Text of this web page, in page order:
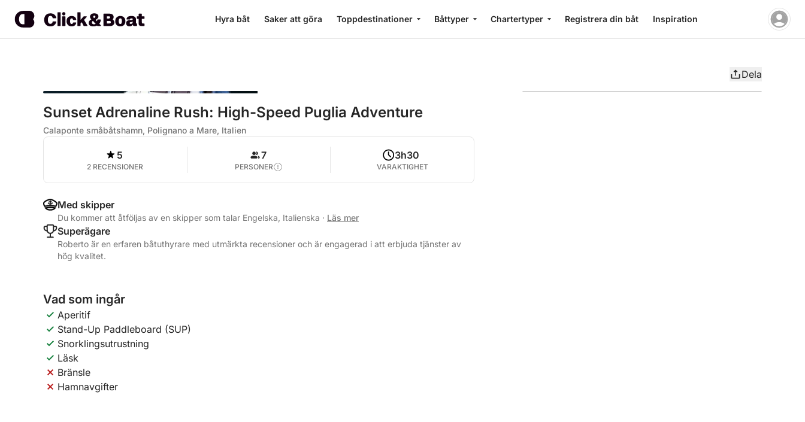
Hyra båt Saker att göra Toppdestinationer Båttyper Chartertyper Registrera din båt Inspiration
Dela
Sunset Adrenaline Rush: High-Speed Puglia Adventure
Calaponte småbåtshamn, Polignano a Mare, Italien
5
2 RECENSIONER
7
PERSONER
3h30
VARAKTIGHET
Med skipper
Du kommer att åtföljas av en skipper som talar Engelska, Italienska · Läs mer
Superägare
Roberto är en erfaren båtuthyrare med utmärkta recensioner och är engagerad i att erbjuda tjänster av
hög kvalitet.
Vad som ingår
Aperitif
Stand-Up Paddleboard (SUP)
Snorklingsutrustning
Läsk
Bränsle
Hamnavgifter